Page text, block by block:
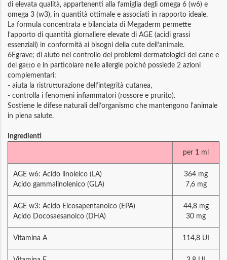
di elevata qualità, appartenenti alla famiglia degli omega 6 (w6) e
omega 3 (w3), in quantità ottimale e associati in rapporto ideale.
La formula concentrata e bilanciata di Megaderm permette
l’apporto di quantità giornaliere elevate di AGE (acidi grassi
essenziali) in conformità ai bisogni della cute dell’animale.
6Egrave; di aiuto nel controllo dei problemi dermatologici del cane e
del gatto e in particolare nelle allergie poiché possiede 2 azioni
complementari:
- aiuta la ristrutturazione dell’integrità cutanea,
- controlla i fenomeni infiammatori (rossore e prurito).
Sostiene le difese naturali dell’organismo che mantengono l'animale
in piena salute.
Ingredienti
per 1 ml
AGE w6: Acido linoleico (LA)
Acido gammalinolenico (GLA)
364 mg
7,6 mg
AGE w3: Acido Eicosapentanoico (EPA)
Acido Docosaesanoico (DHA)
44,8 mg
30 mg
Vitamina A 114,8 UI